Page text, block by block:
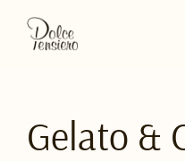
Gelato &